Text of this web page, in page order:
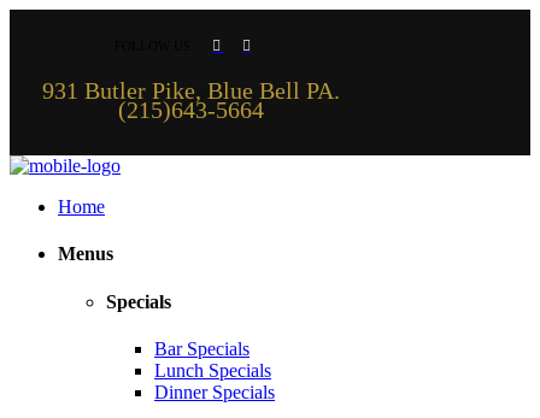
931 Butler Pike, Blue Bell PA.
(215)643-5664
Home
Menus
Specials
Bar Specials
Lunch Specials
Dinner Specials